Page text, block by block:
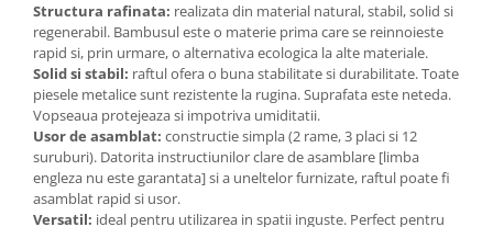
Mese toaleta si oglinzi
Noptiere
Mobila birou
Birouri
Scaune birou
Structura rafinata: realizata din material natural, stabil, solid si
regenerabil. Bambusul este o materie prima care se reinnoieste
rapid si, prin urmare, o alternativa ecologica la alte materiale.
Solid si stabil: raftul ofera o buna stabilitate si durabilitate. Toate
piesele metalice sunt rezistente la rugina. Suprafata este neteda.
Vopseaua protejeaza si impotriva umiditatii.
Usor de asamblat: constructie simpla (2 rame, 3 placi si 12
suruburi). Datorita instructiunilor clare de asamblare [limba
engleza nu este garantata] si a uneltelor furnizate, raftul poate fi
asamblat rapid si usor.
Versatil: ideal pentru utilizarea in spatii inguste. Perfect pentru